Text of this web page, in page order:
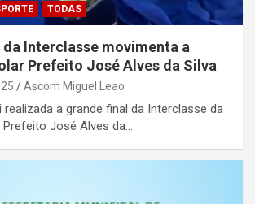
TODAS
da Interclasse movimenta a
Prefeito José Alves da Silva
Ascom Miguel Leao
a grande final da Interclasse da
Prefeito José Alves da…